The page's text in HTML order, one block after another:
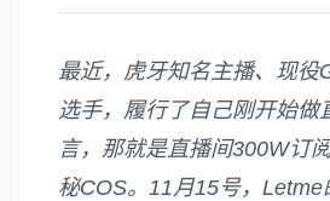
最近，虎牙知名主播、现役
选手，履行了自己刚开始做
言，那就是直播间300W订
秘COS。11月15号，